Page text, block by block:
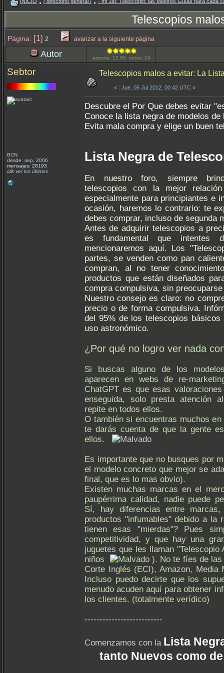
Telescopios
Página: [1] 2 avanzar a la siguiente página
Autor astrons: 12.86 votos: 24
Sebtor
BCN
desde: sep, 2006
mensajes: 28193
clik ver los últimos
Telescopios malos a evitar: La
« : Jue, 05 Jul 2012, 00:42 UTC »
Descubre el Por Que debes evitar
Conoce la lista negra de modelos
Evita mala compra y elige un buen
Lista Negra de
En nuestro foro, siempre
telescopios con la mejor
especialmente para principiantes e
ocasión, haremos lo contrario: te
debes comprar, incluso de segunda
Antes de adquirir telescopios a
es fundamental que intentes
mencionaremos aquí. Los
partes, se venden como pan
compran, al no tener
productos que están diseñados
compra compulsiva, sin
Nuestro consejo es claro: no
precio o de forma compulsiva.
del 95% de los telescopios
uso astronómico.
¿Por qué no logro ver nada
Si buscas alguno de los
aparecen en webs de re-
ChatGPT es que esas
enseguida, solo presta atención
repite en todos ellos.
O también si encuentras muchos
te darás cuenta de que la gente
ellos.
Es importante que no busques por
el modelo concreto que mejor se
final, que es lo mas obvio).
Existen muchas marcas en el
paupérrima calidad, nadie puede
Sí, hay diferencias entre
productos "infumables" debido a la
tienen esas "mierdas"? Pues
competitividad, y que hay una
juguetes que les llaman
niños
). No te fíes de las
Corte Inglés (ECI), Amazon, Media
Incluso puedo decirte que los
menudo acuden aquí para obtener
los clientes. (totalmente verídico)
--------------------------
Comenzamos con la Lista
tanto Nuevos como de